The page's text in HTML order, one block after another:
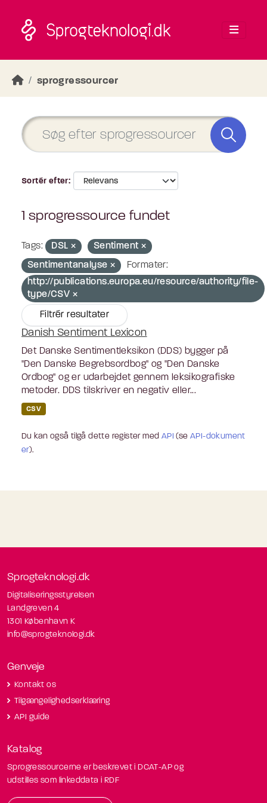
sprogressourcer
Sortér efter
1 sprogressource fundet
Tags: DSL
Sentiment
Sentimentanalyse
Formater:
http://publications.europa.eu/resource/authority/file-
type/CSV
Filtrér resultater
Danish Sentiment Lexicon
Det Danske Sentimentleksikon (DDS) bygger på
"Den Danske Begrebsordbog" og "Den Danske
Ordbog" og er udarbejdet gennem leksikografiske
metoder. DDS tilskriver en negativ eller...
CSV
Du kan også tilgå dette register med API (seAPI-dokument
er).
Sprogteknologi.dk
Digitaliseringsstyrelsen
Landgreven 4
1301 København K
info@sprogteknologi.dk
Genveje
Kontakt os
Tilgængelighedserklæring
API guide
Katalog
Sprogressourcerne er beskrevet i DCAT-AP og
udstilles som linkeddata i RDF